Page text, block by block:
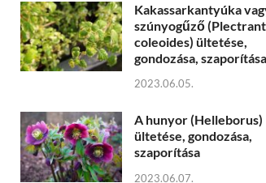
Kakassarkantyúka
szúnyogűző
coleoides) ültetése,
gondozása, szaporítása
2023.06.05.
A hunyor (Helleborus)
ültetése, gondozása,
szaporítása
2023.06.07.